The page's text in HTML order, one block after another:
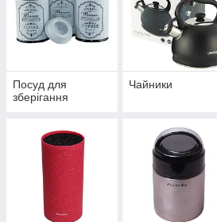
Посуд для
зберігання
Чайники